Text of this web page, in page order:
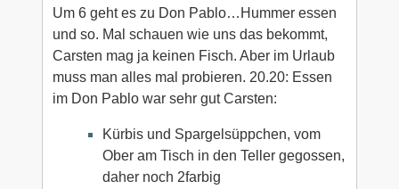
Um 6 geht es zu Don Pablo…Hummer essen
und so. Mal schauen wie uns das bekommt,
Carsten mag ja keinen Fisch. Aber im Urlaub
muss man alles mal probieren. 20.20: Essen
im Don Pablo war sehr gut Carsten:
Kürbis und Spargelsüppchen, vom
Ober am Tisch in den Teller gegossen,
daher noch 2farbig